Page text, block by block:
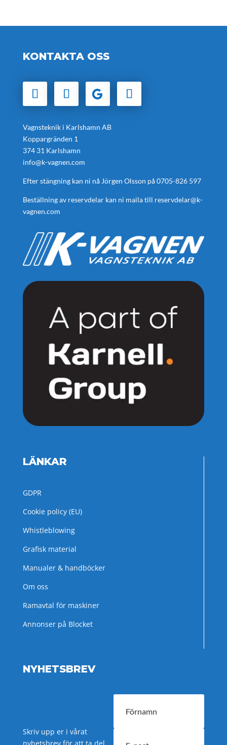
KONTAKTA OSS
Vagnsteknik i Karlshamn AB
Koppargränden 1
374 31 Karlshamn
info@k-vagnen.com
Efter stängning kan ni nå Jörgen Olsson på0705-826 597
Beställning av reservdelar kan ni maila till reservdelar@k-
vagnen.com
LÄNKAR
GDPR
Cookie policy (EU)
Whistleblowing
Grafisk material
Manualer & handböcker
Om oss
Ramavtal för maskiner
Annonser på Blocket
NYHETSBREV
Skriv upp er i vårat